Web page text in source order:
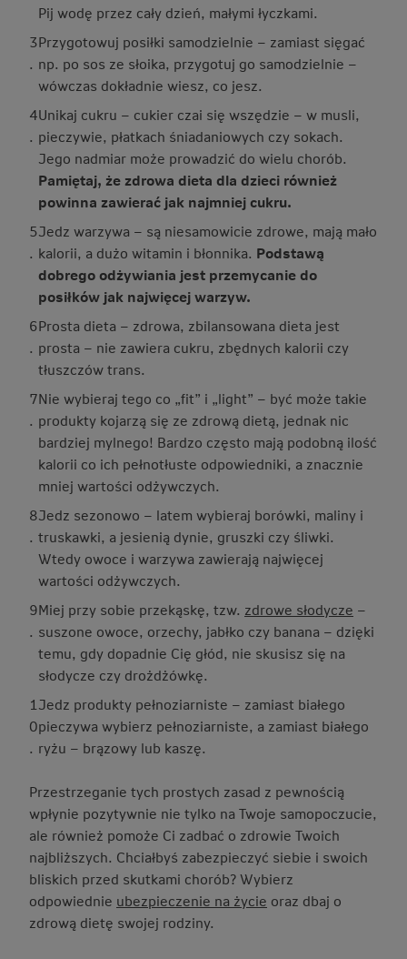
Pij wodę przez cały dzień, małymi łyczkami.
3
.
Przygotowuj posiłki samodzielnie – zamiast sięgać
np. po sos ze słoika, przygotuj go samodzielnie –
wówczas dokładnie wiesz, co jesz.
4
.
Unikaj cukru – cukier czai się wszędzie – w musli,
pieczywie, płatkach śniadaniowych czy sokach.
Jego nadmiar może prowadzić do wielu chorób.
Pamiętaj, że zdrowa dieta dla dzieci również
powinna zawierać jak najmniej cukru.
5
.
Jedz warzywa – są niesamowicie zdrowe, mają mało
kalorii, a dużo witamin i błonnika. Podstawą
dobrego odżywiania jest przemycanie do
posiłków jak najwięcej warzyw.
6
.
Prosta dieta – zdrowa, zbilansowana dieta jest
prosta – nie zawiera cukru, zbędnych kalorii czy
tłuszczów trans.
7
.
Nie wybieraj tego co „fit” i „light” – być może takie
produkty kojarzą się ze zdrową dietą, jednak nic
bardziej mylnego! Bardzo często mają podobną ilość
kalorii co ich pełnotłuste odpowiedniki, a znacznie
mniej wartości odżywczych.
8
.
Jedz sezonowo – latem wybieraj borówki, maliny i
truskawki, a jesienią dynie, gruszki czy śliwki.
Wtedy owoce i warzywa zawierają najwięcej
wartości odżywczych.
9
.
Miej przy sobie przekąskę, tzw. zdrowe słodycze –
suszone owoce, orzechy, jabłko czy banana – dzięki
temu, gdy dopadnie Cię głód, nie skusisz się na
słodycze czy drożdżówkę.
1
0
.
Jedz produkty pełnoziarniste – zamiast białego
pieczywa wybierz pełnoziarniste, a zamiast białego
ryżu – brązowy lub kaszę.
Przestrzeganie tych prostych zasad z pewnością
wpłynie pozytywnie nie tylko na Twoje samopoczucie,
ale również pomoże Ci zadbać o zdrowie Twoich
najbliższych. Chciałbyś zabezpieczyć siebie i swoich
bliskich przed skutkami chorób? Wybierz
odpowiednie ubezpieczenie na życie oraz dbaj o
zdrową dietę swojej rodziny.